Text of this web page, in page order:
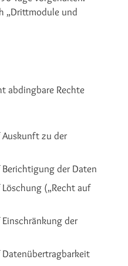
„Drittmodule und
abdingbare Rechte
zu der
der Daten
(„Recht auf
der